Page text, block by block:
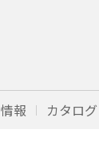
報 カタログ